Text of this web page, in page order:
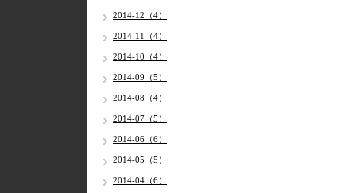
2014-12（4）
2014-11（4）
2014-10（4）
2014-09（5）
2014-08（4）
2014-07（5）
2014-06（6）
2014-05（5）
2014-04（6）